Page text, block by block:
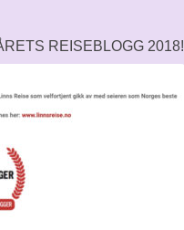
REISEBLOGG 2018!